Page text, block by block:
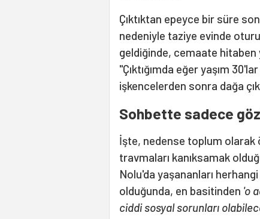
Çıktıktan epeyce bir süre
nedeniyle taziye evinde
geldiğinde, cemaate hitaben
"Çıktığımda eğer yaşım
işkencelerden sonra dağa
Sohbette sadece
İşte, nedense toplum olarak
travmaları kanıksamak
Nolu'da yaşananları
olduğunda, en basitinden 'o
ciddi sosyal sorunları